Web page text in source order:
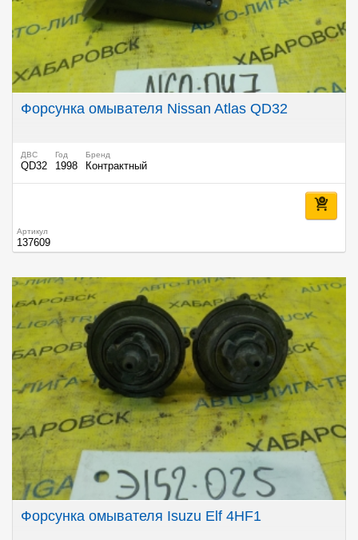
Форсунка омывателя Nissan Atlas QD32
ДВС
QD32
Год
1998
Бренд
Контрактный
Артикул
137609
Форсунка омывателя Isuzu Elf 4HF1